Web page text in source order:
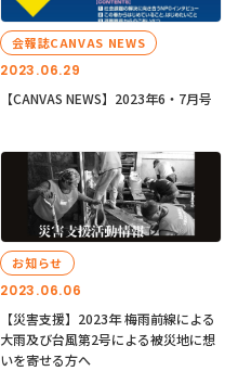
2023.06.29
会報誌CANVAS NEWS
【CANVAS NEWS】2023年6・7月号
2023.06.06
お知らせ
【災害支援】2023年 梅雨前線による
大雨及び台風第2号による被災地に想
いを寄せる方へ